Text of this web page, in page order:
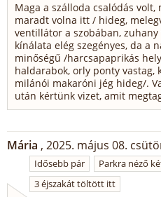
Maga a szálloda csalódás
maradt volna itt / hideg,
ventillátor a szobában,
kínálata elég szegényes, da a
minőségű /harcsapaprikás
haldarabok, orly ponty vastag,
milánói makaróni jég hideg/.
után kértünk vizet, amit
Mária , 2025. május 08.
Idősebb pár
Parkra néző
3 éjszakát töltött itt